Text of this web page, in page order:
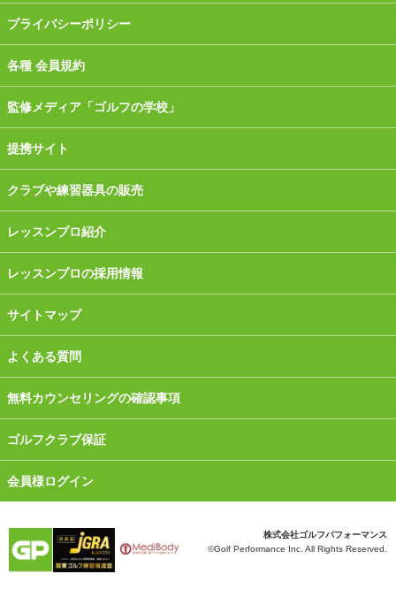
プライバシーポリシー
各種 会員規約
監修メディア「ゴルフの学校」
提携サイト
クラブや練習器具の販売
レッスンプロ紹介
レッスンプロの採用情報
サイトマップ
よくある質問
無料カウンセリングの確認事項
ゴルフクラブ保証
会員様ログイン
株式会社ゴルフパフォーマンス
©Golf Performance Inc. All Rights Reserved.